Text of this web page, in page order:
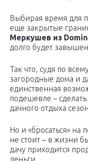
Выбирая время для
еще закрытые
Меркушев из
долго будет
Так что, судя по
загородные дома и
единственная
подешевле –
дачного отдыха
Но и «бросаться»
не стоит – в жизни
дачу приходится
деньги